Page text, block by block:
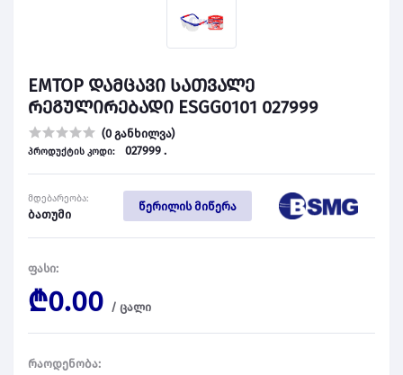
EMTOP დამცავი სათვალე
რეგულირებადი ESGG0101 027999
(0 განხილვა)
პროდუქტის კოდი: 027999 .
მდებარეობა:
ბათუმი
წერილის მიწერა
ფასი:
₾0.00 / ცალი
რაოდენობა: